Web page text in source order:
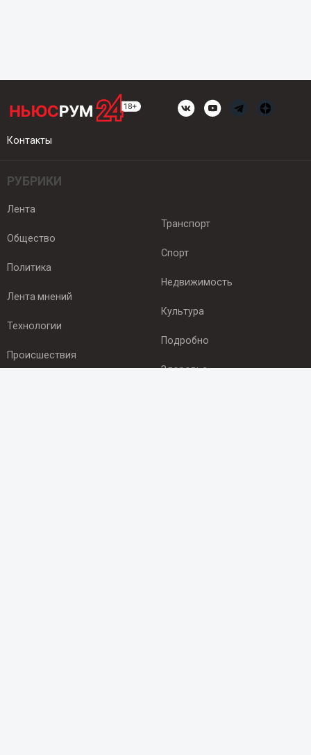
Контакты
РУБРИКИ
Лента
Общество
Политика
Лента мнений
Технологии
Происшествия
Транспорт
Спорт
Недвижимость
Культура
Подробно
Здоровье